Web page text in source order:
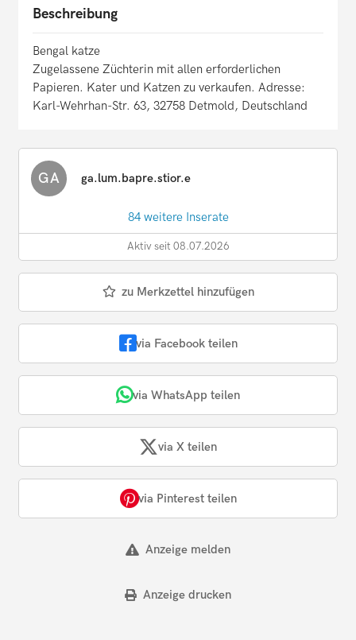
Beschreibung
Bengal katze
Zugelassene Züchterin mit allen erforderlichen
Papieren. Kater und Katzen zu verkaufen. Adresse:
Karl-Wehrhan-Str. 63, 32758 Detmold, Deutschland
GA ga.lum.bapre.stior.e
84 weitere Inserate
Aktiv seit 08.07.2026
zu Merkzettel hinzufügen
via Facebook teilen
via WhatsApp teilen
via X teilen
via Pinterest teilen
Anzeige melden
Anzeige drucken